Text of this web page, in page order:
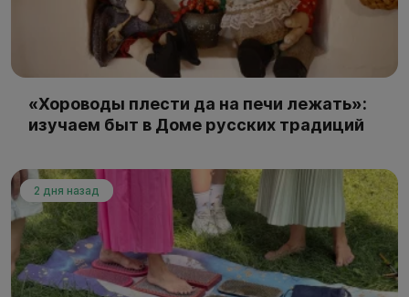
«Хороводы плести да на печи лежать»:
изучаем быт в Доме русских традиций
2 дня назад